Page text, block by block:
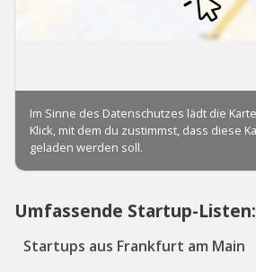
Umfassende Startup-Listen:
Startups aus Frankfurt am Main